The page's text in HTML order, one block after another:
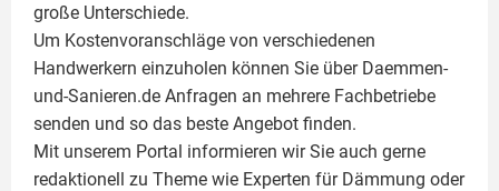
große Unterschiede.
Um Kostenvoranschläge von verschiedenen
Handwerkern einzuholen können Sie über Daemmen-
und-Sanieren.de Anfragen an mehrere Fachbetriebe
senden und so das beste Angebot finden.
Mit unserem Portal informieren wir Sie auch gerne
redaktionell zu Theme wie Experten für Dämmung oder